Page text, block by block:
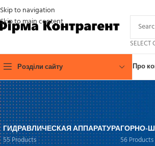
Skip to navigation
Skip to main content
SELECT
Розділи сайту Про
ГИДРАВЛИЧЕСКАЯ АППАРАТУРА
55 Products
ГОРНО-
56 Products